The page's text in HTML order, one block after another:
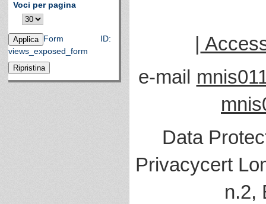
Voci per pagina
Form ID:
views_exposed_form
|
e-mail
Data
Privacycert
n.2,